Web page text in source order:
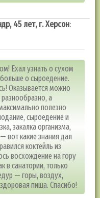
45 лет, г. Херсон:
Ехал узнать о сухом
о сыроедение.
Оказывается можно
разнообразно, а
полезно
сыроедение и
закалка организма,
вот какие знания дал
коктейль из
восхождение на гору
в санатории, только
— горы, воздух,
пища. Спасибо!